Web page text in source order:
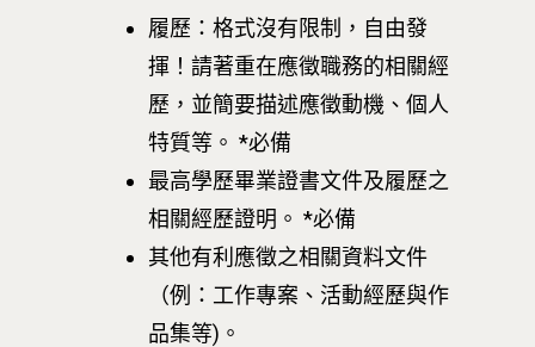
履歷：格式沒有限制，自由發
揮！請著重在應徵職務的相關經
歷，並簡要描述應徵動機、個人
特質等。 *必備
最高學歷畢業證書文件及履歷之
相關經歷證明。 *必備
其他有利應徵之相關資料文件
（例：工作專案、活動經歷與作
品集等)。
關於我們
學院簡介
業務單位
相關計畫